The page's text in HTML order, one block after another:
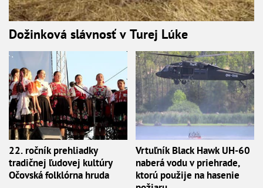
Dožinková slávnosť v Turej Lúke
22. ročník prehliadky
tradičnej ľudovej kultúry
Očovská folklórna hruda
Vrtuľník Black Hawk UH-60
naberá vodu v priehrade,
ktorú použije na hasenie